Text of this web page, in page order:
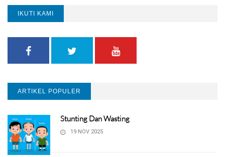
IKUTI KAMI
ARTIKEL POPULER
Stunting Dan Wasting
19 NOV 2025